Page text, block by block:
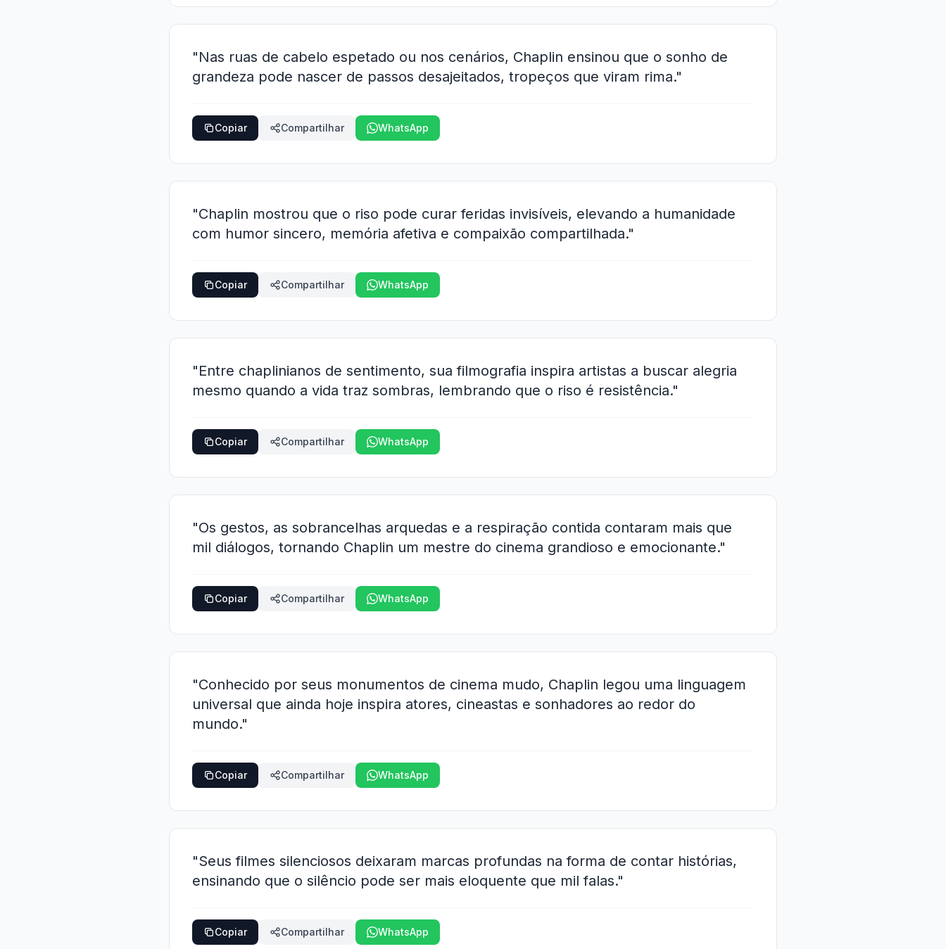
"Nas ruas de cabelo espetado ou nos cenários, Chaplin ensinou que o sonho de
grandeza pode nascer de passos desajeitados, tropeços que viram rima."
Copiar Compartilhar WhatsApp
"Chaplin mostrou que o riso pode curar feridas invisíveis, elevando a humanidade
com humor sincero, memória afetiva e compaixão compartilhada."
Copiar Compartilhar WhatsApp
"Entre chaplinianos de sentimento, sua filmografia inspira artistas a buscar alegria
mesmo quando a vida traz sombras, lembrando que o riso é resistência."
Copiar Compartilhar WhatsApp
"Os gestos, as sobrancelhas arquedas e a respiração contida contaram mais que
mil diálogos, tornando Chaplin um mestre do cinema grandioso e emocionante."
Copiar Compartilhar WhatsApp
"Conhecido por seus monumentos de cinema mudo, Chaplin legou uma linguagem
universal que ainda hoje inspira atores, cineastas e sonhadores ao redor do
mundo."
Copiar Compartilhar WhatsApp
"Seus filmes silenciosos deixaram marcas profundas na forma de contar histórias,
ensinando que o silêncio pode ser mais eloquente que mil falas."
Copiar Compartilhar WhatsApp